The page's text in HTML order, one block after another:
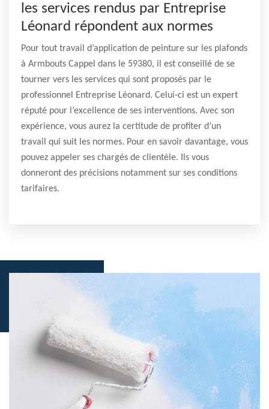
les services rendus par Entreprise
Léonard répondent aux normes
Pour tout travail d’application de peinture sur les plafonds
à Armbouts Cappel dans le 59380, il est conseillé de se
tourner vers les services qui sont proposés par le
professionnel Entreprise Léonard. Celui-ci est un expert
réputé pour l’excellence de ses interventions. Avec son
expérience, vous aurez la certitude de profiter d’un
travail qui suit les normes. Pour en savoir davantage, vous
pouvez appeler ses chargés de clientèle. Ils vous
donneront des précisions notamment sur ses conditions
tarifaires.